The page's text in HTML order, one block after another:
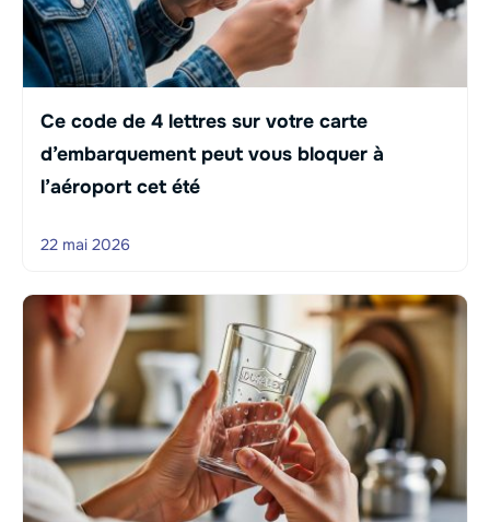
Ce code de 4 lettres sur votre carte
d’embarquement peut vous bloquer à
l’aéroport cet été
22 mai 2026